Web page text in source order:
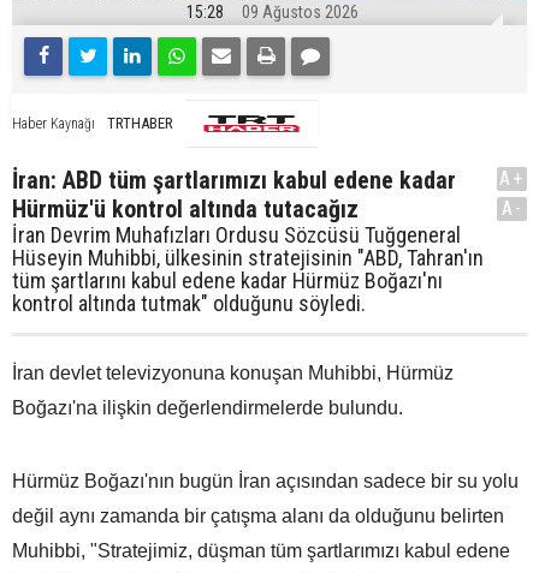
15:28 09 Ağustos 2026
Haber Kaynağı TRTHABER
İran: ABD tüm şartlarımızı kabul edene kadar
Hürmüz'ü kontrol altında tutacağız
İran Devrim Muhafızları Ordusu Sözcüsü Tuğgeneral
Hüseyin Muhibbi, ülkesinin stratejisinin "ABD, Tahran'ın
tüm şartlarını kabul edene kadar Hürmüz Boğazı'nı
kontrol altında tutmak" olduğunu söyledi.
A+
A-
İran devlet televizyonuna konuşan Muhibbi, Hürmüz
Boğazı'na ilişkin değerlendirmelerde bulundu.
Hürmüz Boğazı'nın bugün İran açısından sadece bir su yolu
değil aynı zamanda bir çatışma alanı da olduğunu belirten
Muhibbi, "Stratejimiz, düşman tüm şartlarımızı kabul edene